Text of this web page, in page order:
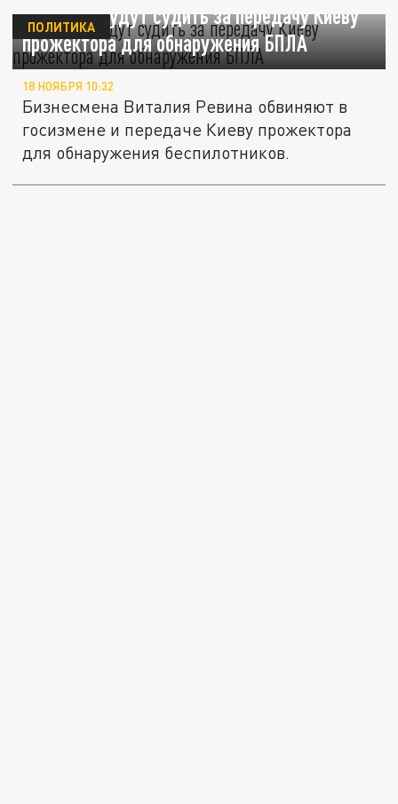
В Москве будут судить за передачу Киеву
прожектора для обнаружения БПЛА
ПОЛИТИКА
18 НОЯБРЯ 10:32
Бизнесмена Виталия Ревина обвиняют в
госизмене и передаче Киеву прожектора
для обнаружения беспилотников.